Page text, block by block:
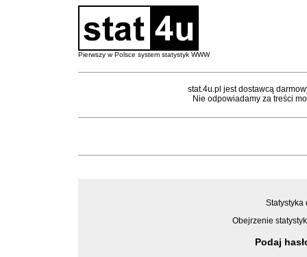
Pierwszy w Polsce system statystyk WWW
stat.4u.pl jest dostawcą
Nie odpowiadamy za treści
Obejrzenie
Podaj